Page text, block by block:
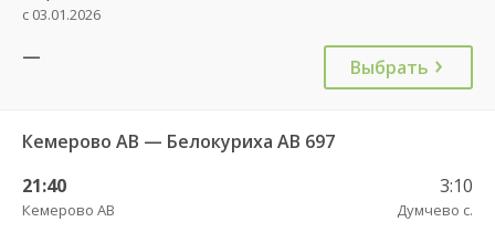
с 03.01.2026
— Выбрать
Кемерово АВ — Белокуриха АВ 697
21:40
Кемерово АВ
3:10
Думчево с.